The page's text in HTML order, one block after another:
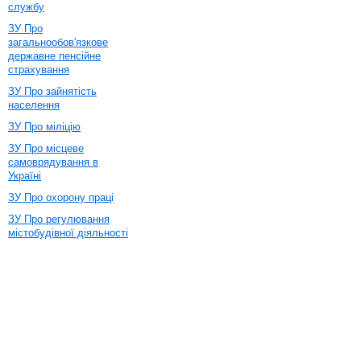
службу
ЗУ Про
загальнообов'язкове
державне пенсійне
страхування
ЗУ Про зайнятість
населення
ЗУ Про міліцію
ЗУ Про місцеве
самоврядування в
Україні
ЗУ Про охорону праці
ЗУ Про регулювання
містобудівної діяльності